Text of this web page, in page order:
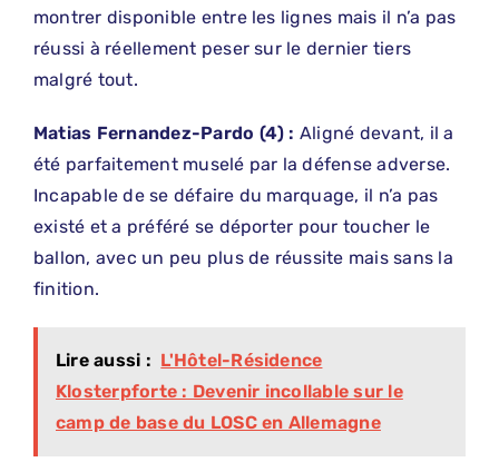
montrer disponible entre les lignes mais il n’a pas
réussi à réellement peser sur le dernier tiers
malgré tout.
Matias Fernandez-Pardo (4) : Aligné devant, il a
été parfaitement muselé par la défense adverse.
Incapable de se défaire du marquage, il n’a pas
existé et a préféré se déporter pour toucher le
ballon, avec un peu plus de réussite mais sans la
finition.
Lire aussi : L'Hôtel-Résidence
Klosterpforte : Devenir incollable sur le
camp de base du LOSC en Allemagne